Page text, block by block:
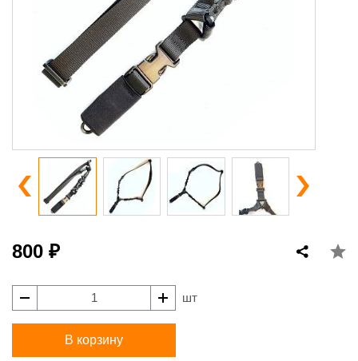
800 ₽
шт
В корзину